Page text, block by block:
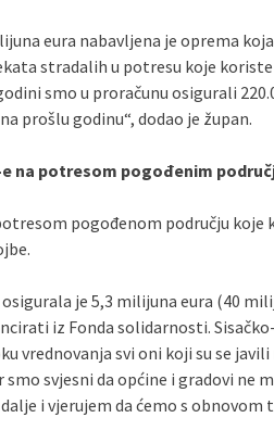
eura nabavljena je oprema
stradalih u potresu koje
smo u proračunu osigurali
prošlu godinu“, dodao je župan.
na potresom pogođenim
pogođenom području
je 5,3 milijuna eura (40
iz Fonda solidarnosti.
vrednovanja svi oni koji su se javili
svjesni da općine i gradovi ne
i vjerujem da ćemo s